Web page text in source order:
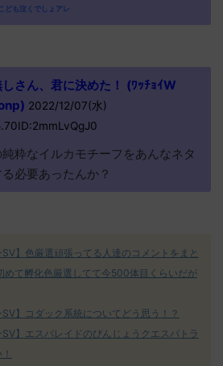
ども泣くでしょアレ
さん、君に決めた！ (ﾜｯﾁｮｲW
2022/12/07(水)
粋なイルカモチーフをあんなネタ
必要あったんか？
SV】色厳選頑張ってる人達のコメントをまと
めて孵化色厳選してて今500体目くらいだが
SV】コダック系統についてどう思う！？
SV】エスバレイドのびんじょうクエスパトラ